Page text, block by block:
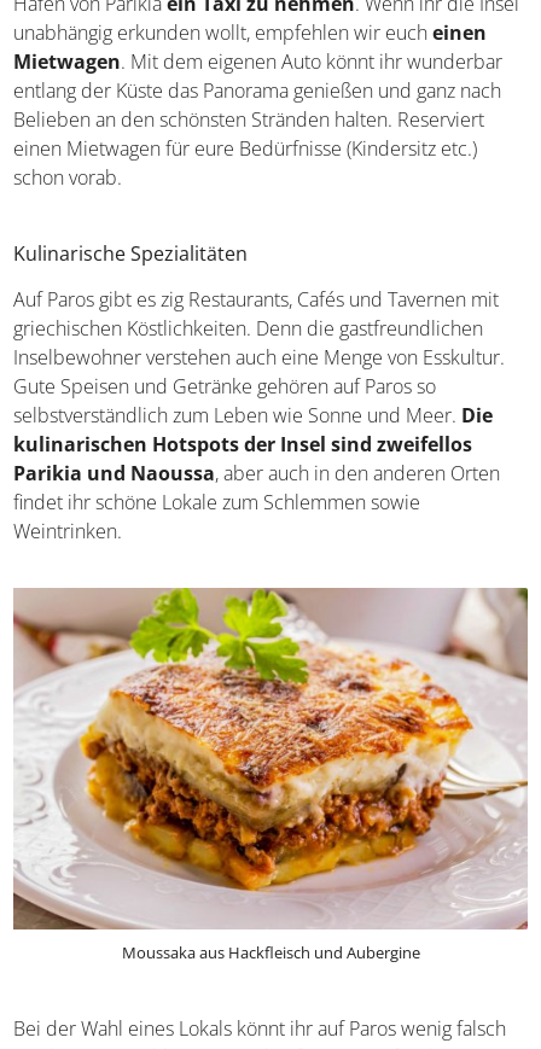
Fortbewegung vor Ort
Auf Paros verkehrenöffentliche Bussezu allen Orten.
Für die Fahrt zu eurer Unterkunft auf Paros empfehlen
wir, am Hafen von Parikiaein Taxi zu nehmen. Wenn ihr
die Insel unabhängig erkunden wollt, empfehlen wir euch
einen Mietwagen
und ganz nach Belieben an den schönsten Stränden
halten. Reserviert einen Mietwagen für eure Bedürfnisse
(Kindersitz etc.) schon vorab.
Kulinarische Spezialitäten
Auf Paros gibt es zig Restaurants, Cafés und Tavernen mit
griechischen Köstlichkeiten. Denn die gastfreundlichen
Inselbewohner verstehen auch eine Menge von Esskultur.
Gute Speisen und Getränke gehören auf Paros so
selbstverständlich zum Leben wie Sonne und Meer.
Parikia und Naoussa, aber auch in den anderen Orten
findet ihr schöne Lokale zum Schlemmen sowie
Weintrinken.